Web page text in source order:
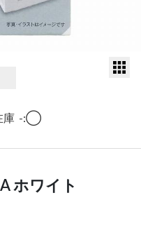
庫 -:◯
ホワイト